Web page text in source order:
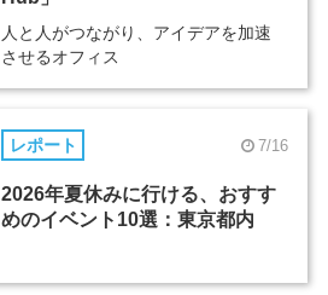
人と人がつながり、アイデアを加速
させるオフィス
レポート 7/16
2026年夏休みに行ける、おすす
めのイベント10選：東京都内